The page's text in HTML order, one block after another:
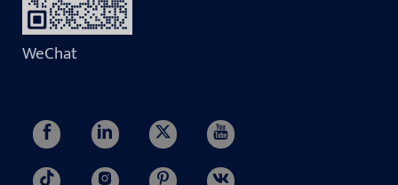
WeChat